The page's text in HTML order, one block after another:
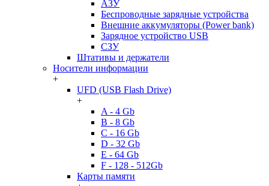
АЗУ
Беспроводные зарядные устройства
Внешние аккумуляторы (Power bank)
Зарядное устройство USB
СЗУ
Штативы и держатели
Носители информации
+
UFD (USB Flash Drive)
+
A - 4 Gb
B - 8 Gb
C - 16 Gb
D - 32 Gb
E - 64 Gb
F - 128 - 512Gb
Карты памяти